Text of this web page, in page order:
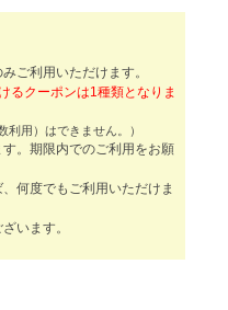
ご利用いただけます。
るクーポンは1種類となりま
利用）はできません。）
。期限内でのご利用をお願
何度でもご利用いただけま
います。